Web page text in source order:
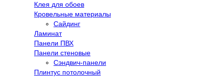
Клея для обоев
Кровельные материалы
Сайдинг
Ламинат
Панели ПВХ
Панели стеновые
Сэндвич-панели
Плинтус потолочный